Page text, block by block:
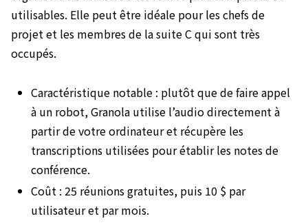
utilisables. Elle peut être idéale pour les chefs de
projet et les membres de la suite C qui sont très
occupés.
Caractéristique notable : plutôt que de faire appel
à un robot, Granola utilise l’audio directement à
partir de votre ordinateur et récupère les
transcriptions utilisées pour établir les notes de
conférence.
Coût : 25 réunions gratuites, puis 10 $ par
utilisateur et par mois.